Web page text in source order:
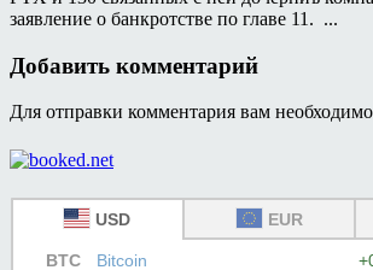
заявление о банкротстве по главе 11. ...
Добавить комментарий
Для отправки комментария вам необходимо